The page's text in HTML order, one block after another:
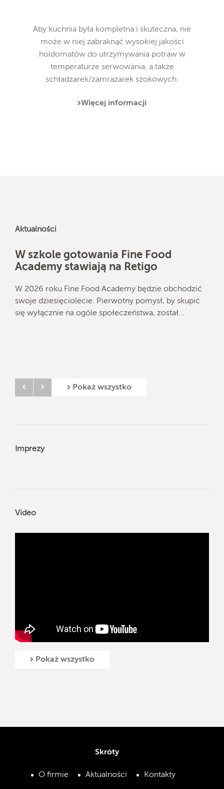
Aby kuchnia była kompletna i skuteczna, nie
może w niej zabraknąć wysokiej jakości
holdomatów do utrzymywania potraw w
temperaturze serwowania, a także
schładzarek/zamrażarek szokowych.
Więcej informacji
Aktualności
W szkole gotowania Fine Food
Academy stawiają na Retigo
W 2026 roku Fine Food Academy będzie obchodzić
swoje dziesięciolecie. Pierwotny pomysł, by skupić
się wyłącznie na ogóle społeczeństwa, został…
Pokaż wszystko
Imprezy
Video
Pokaż wszystko
Skróty
O firmie Aktualności Kontakty